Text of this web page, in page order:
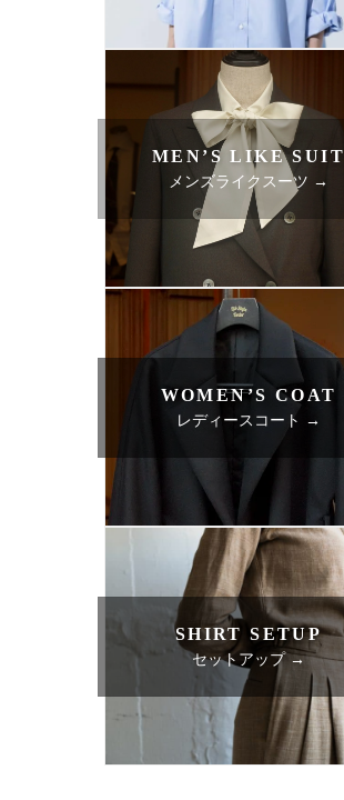
MEN’S LIKE SUIT
メンズライクスーツ →
WOMEN’S COAT
レディースコート →
SHIRT SETUP
セットアップ →